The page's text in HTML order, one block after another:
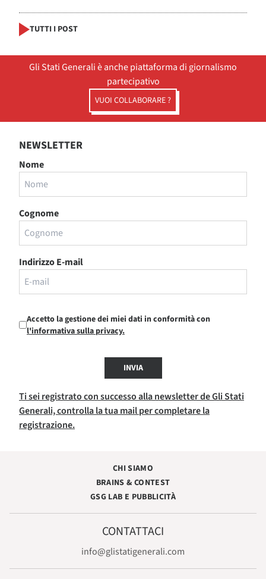
TUTTI I POST
Gli Stati Generali è anche piattaforma di giornalismo
partecipativo
VUOI COLLABORARE ?
NEWSLETTER
Nome
Cognome
Indirizzo E-mail
Accetto la gestione dei miei dati in conformità con
l'informativa sulla privacy.
INVIA
Ti sei registrato con successo alla newsletter de Gli Stati
Generali, controlla la tua mail per completare la
registrazione.
CHI SIAMO
BRAINS & CONTEST
GSG LAB E PUBBLICITÀ
CONTATTACI
info@glistatigenerali.com